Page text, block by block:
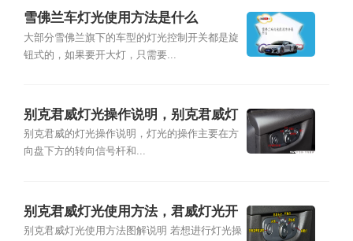
雪佛兰车灯光使用方法是什么
大部分雪佛兰旗下的车型的灯光控制开关都是旋
钮式的，如果要开大灯，只需要...
别克君威灯光操作说明，别克君威灯
光开关图解
别克君威的灯光操作说明，灯光的操作主要在方
向盘下方的转向信号杆和...
别克君威灯光使用方法，君威灯光开
关图解说明
别克君威灯光使用方法图解说明 若想进行灯光操